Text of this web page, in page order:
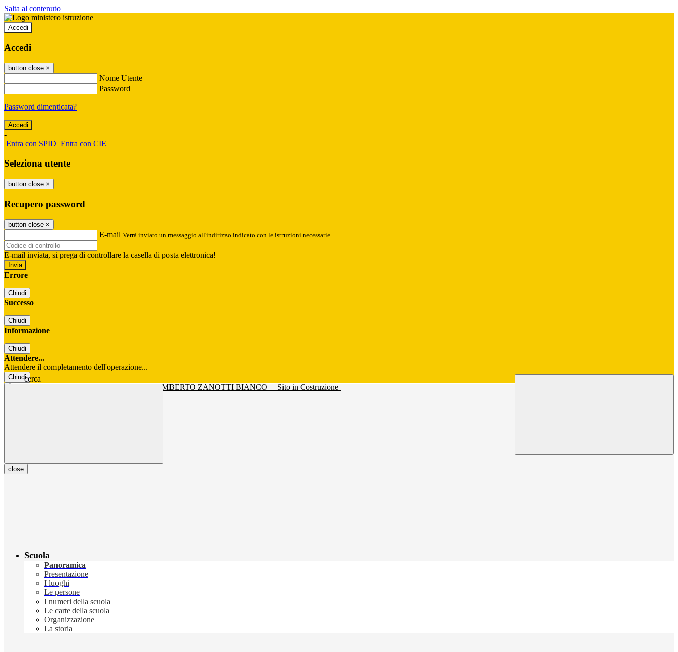
Salta al contenuto
Accedi
Accedi
button close ×
Nome Utente
Password
Password dimenticata?
-
Entra con SPID Entra con CIE
Seleziona utente
button close ×
Recupero password
button close ×
E-mail Verrà inviato un messaggio all'indirizzo indicato con le istruzioni necessarie.
E-mail inviata, si prega di controllare la casella di posta elettronica!
Errore
Chiudi
Successo
Chiudi
Informazione
Chiudi
Attendere...
Attendere il completamento dell'operazione...
Chiudi
Sito in Costruzione
cerca
close
Scuola
Panoramica
Presentazione
I luoghi
Le persone
I numeri della scuola
Le carte della scuola
Organizzazione
La storia